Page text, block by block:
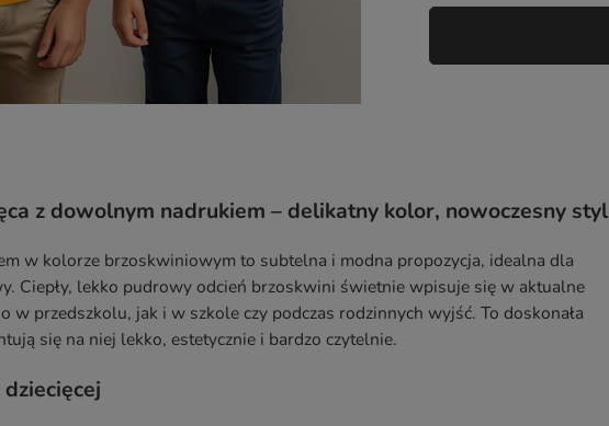
z dowolnym nadrukiem – delikatny kolor, nowoczesny styl
w kolorze brzoskwiniowym to subtelna i modna propozycja, idealna dla
Ciepły, lekko pudrowy odcień brzoskwini świetnie wpisuje się w aktualne
przedszkolu, jak i w szkole czy podczas rodzinnych wyjść. To doskonała
się na niej lekko, estetycznie i bardzo czytelnie.